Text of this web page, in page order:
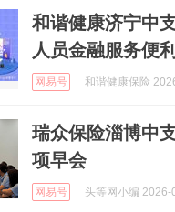
和谐健康济宁中
人员金融服务便
网易号 和谐健康保险
瑞众保险淄博中
项早会
网易号 头等网小编 2026-